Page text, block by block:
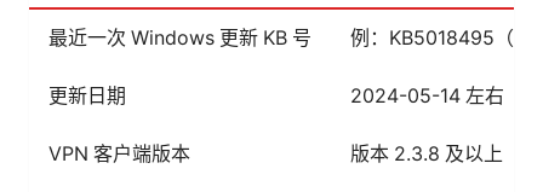
最近一次 Windows 更新 KB 号 例：KB5018495（
更新日期 2024-05-14 左右
VPN 客户端版本 版本 2.3.8 及以上